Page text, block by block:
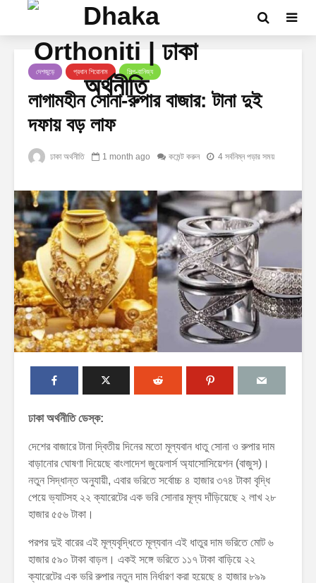
দেশজুড়ে প্রধান শিরোনাম শিল্প-বানিজ্য
লাগামহীন সোনা-রুপার বাজার: টানা দুই
দফায় বড় লাফ
ঢাকা অর্থনীতি 1 month ago কমেন্ট করুন 4 সর্বনিম্ন পড়ার সময়
ঢাকা অর্থনীতি ডেস্ক:
দেশের বাজারে টানা দ্বিতীয় দিনের মতো মূল্যবান ধাতু সোনা ও রুপার দাম
বাড়ানোর ঘোষণা দিয়েছে বাংলাদেশ জুয়েলার্স অ্যাসোসিয়েশন (বাজুস)।
নতুন সিদ্ধান্ত অনুযায়ী, এবার ভরিতে সর্বোচ্চ ৪ হাজার ৩৭৪ টাকা বৃদ্ধি
পেয়ে ভ্যাটসহ ২২ ক্যারেটের এক ভরি সোনার মূল্য দাঁড়িয়েছে ২ লাখ ২৮
হাজার ৫৫৬ টাকা।
পরপর দুই বারের এই মূল্যবৃদ্ধিতে মূল্যবান এই ধাতুর দাম ভরিতে মোট ৬
হাজার ৫৯০ টাকা বাড়ল। একই সঙ্গে ভরিতে ১১৭ টাকা বাড়িয়ে ২২
ক্যারেটের এক ভরি রুপার নতুন দাম নির্ধারণ করা হয়েছে ৪ হাজার ৮৯৯